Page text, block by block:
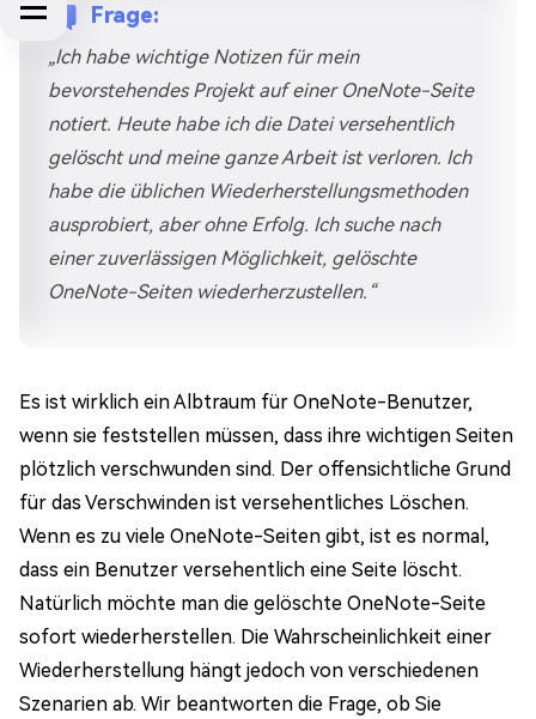
Frage:
„Ich habe wichtige Notizen für mein
bevorstehendes Projekt auf einer OneNote-Seite
notiert. Heute habe ich die Datei versehentlich
gelöscht und meine ganze Arbeit ist verloren. Ich
habe die üblichen Wiederherstellungsmethoden
ausprobiert, aber ohne Erfolg. Ich suche nach
einer zuverlässigen Möglichkeit, gelöschte
OneNote-Seiten wiederherzustellen.“
Es ist wirklich ein Albtraum für OneNote-Benutzer,
wenn sie feststellen müssen, dass ihre wichtigen Seiten
plötzlich verschwunden sind. Der offensichtliche Grund
für das Verschwinden ist versehentliches Löschen.
Wenn es zu viele OneNote-Seiten gibt, ist es normal,
dass ein Benutzer versehentlich eine Seite löscht.
Natürlich möchte man die gelöschte OneNote-Seite
sofort wiederherstellen. Die Wahrscheinlichkeit einer
Wiederherstellung hängt jedoch von verschiedenen
Szenarien ab. Wir beantworten die Frage, ob Sie